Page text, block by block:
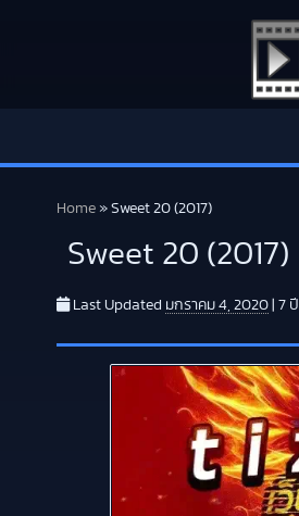
Home » Sweet 20 (2017)
Sweet 20 (2017)
Last Updated มกราคม 4, 2020 7 ปี